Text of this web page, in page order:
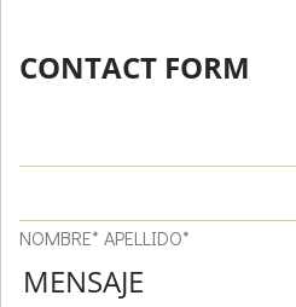
CONTACT FORM
NOMBRE* APELLIDO*